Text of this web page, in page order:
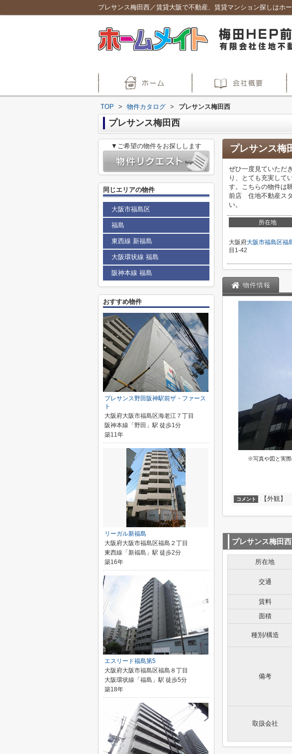
プレサンス梅田西／賃貸大阪で不動産、賃貸マンション探しはホ
TOP > 物件カタログ > プレサンス梅田西
プレサンス梅田西
プレサンス梅
ぜひ一度見ていただ
り、とても充実して
す。こちらの物件は
前店 住地不動産スタ
い。
所在地
大阪府大阪市福島区福
目1-42
物件情報
※写真や図と実際
コメント 【外観】
プレサンス梅田西
所在地
交通
賃料
面積
種別/構造
備考
取扱会社
▼ご希望の物件をお探しします
同じエリアの物件
大阪市福島区
福島
東西線 新福島
大阪環状線 福島
阪神本線 福島
おすすめ物件
プレサンス野田阪神駅前ザ・ファース
ト
大阪府大阪市福島区海老江７丁目
阪神本線「野田」駅 徒歩1分
築11年
リーガル新福島
大阪府大阪市福島区福島２丁目
東西線「新福島」駅 徒歩2分
築16年
エスリード福島第5
大阪府大阪市福島区福島８丁目
大阪環状線「福島」駅 徒歩5分
築18年